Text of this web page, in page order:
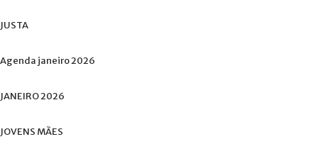
JUSTA
Agenda janeiro2026
JANEIRO2026
JOVENS MÃES